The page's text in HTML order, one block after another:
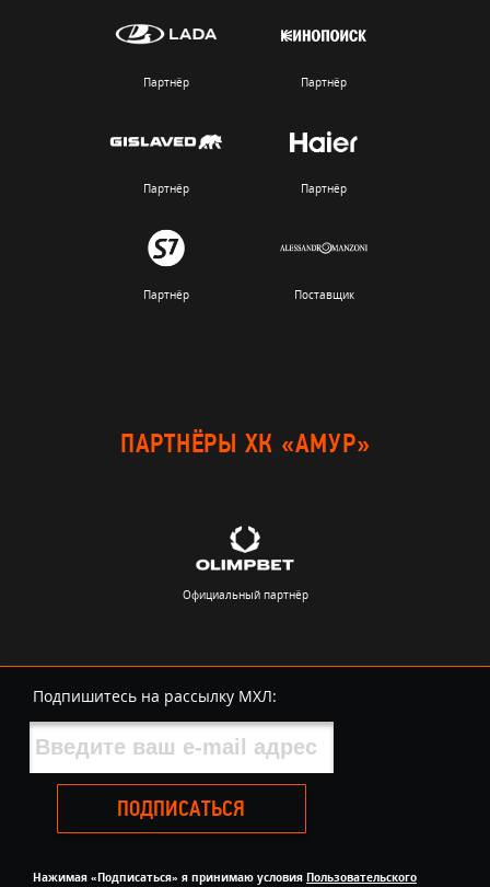
Партнёр Партнёр
Партнёр Партнёр
Партнёр Поставщик
ПАРТНЁРЫ ХК «АМУР»
Официальный партнёр
Подпишитесь на рассылку МХЛ:
ПОДПИСАТЬСЯ
Нажимая «Подписаться» я принимаю условия Пользовательского